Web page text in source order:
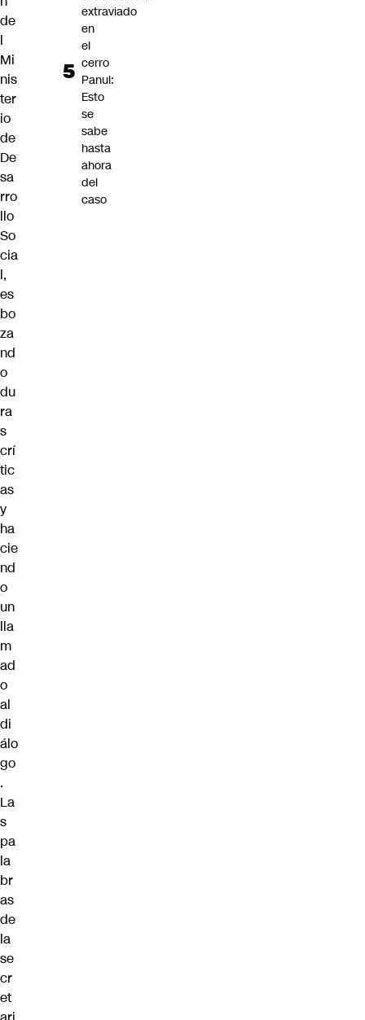
de
l
Mi
nis
ter
io
de
De
sa
rro
llo
So
cia
l,
es
bo
za
nd
o
du
ra
s
crí
tic
as
y
ha
cie
nd
o
un
lla
m
ad
o
al
di
álo
go
.
La
s
pa
la
br
as
de
la
se
cr
et
extraviado
en
el
cerro
Panul:
Esto
se
sabe
hasta
ahora
del
caso